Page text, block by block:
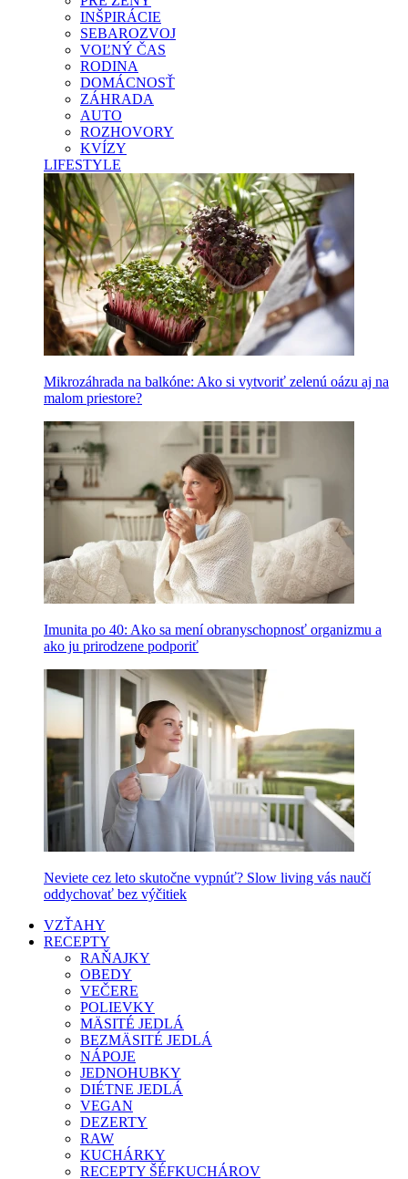
INŠPIRÁCIE
SEBAROZVOJ
VOĽNÝ ČAS
RODINA
DOMÁCNOSŤ
ZÁHRADA
AUTO
ROZHOVORY
KVÍZY
LIFESTYLE
Mikrozáhrada na balkóne: Ako si vytvoriť zelenú oázu aj na
malom priestore?
Imunita po 40: Ako sa mení obranyschopnosť organizmu a
ako ju prirodzene podporiť
Neviete cez leto skutočne vypnúť? Slow living vás naučí
oddychovať bez výčitiek
VZŤAHY
RECEPTY
RAŇAJKY
OBEDY
VEČERE
POLIEVKY
MÄSITÉ JEDLÁ
BEZMÄSITÉ JEDLÁ
NÁPOJE
JEDNOHUBKY
DIÉTNE JEDLÁ
VEGAN
DEZERTY
RAW
KUCHÁRKY
RECEPTY ŠÉFKUCHÁROV